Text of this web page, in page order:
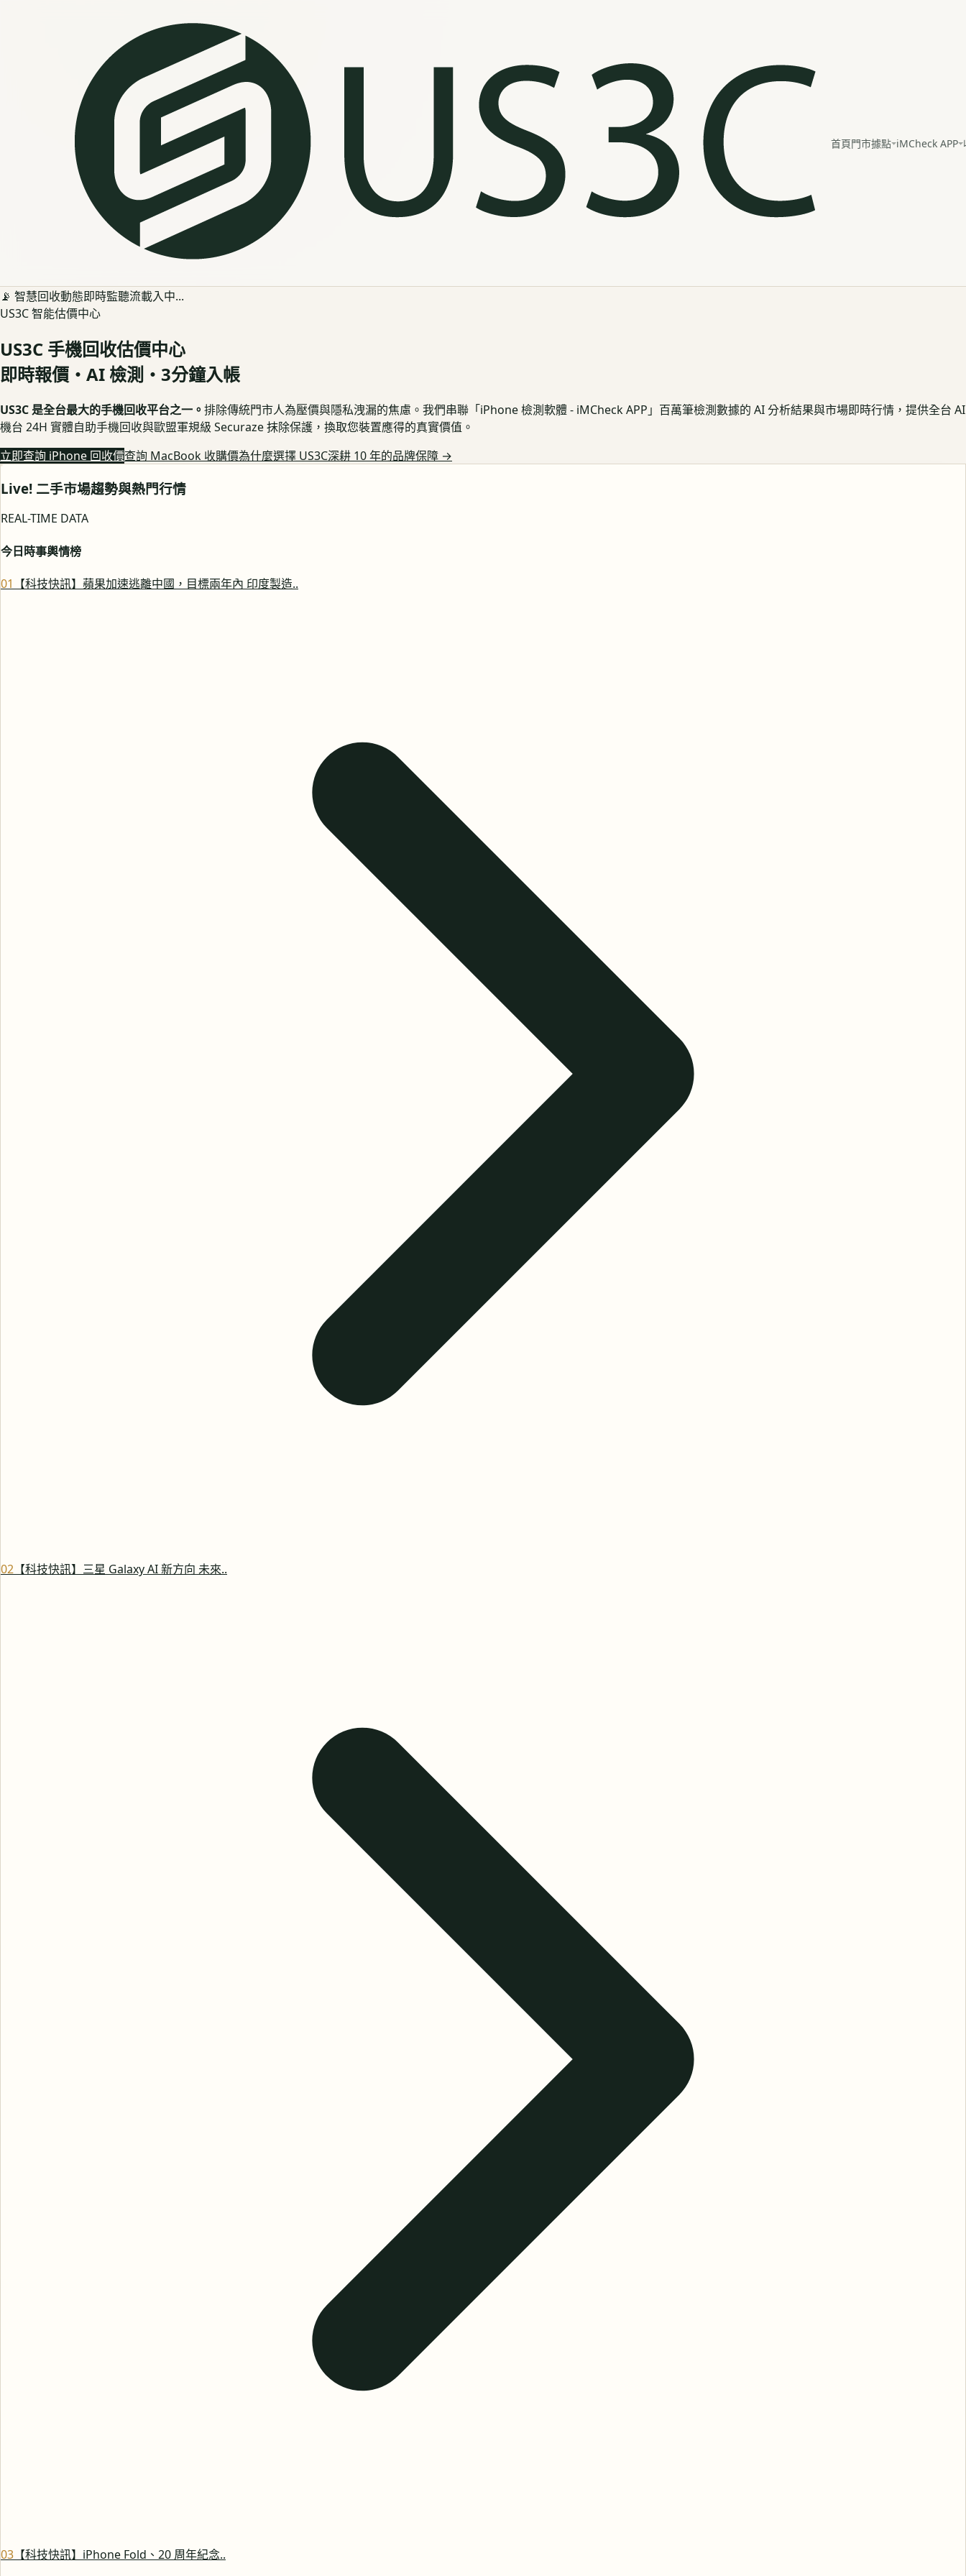
首頁門市據點 iMCheck APP
📡 智慧回收動態即時監聽流載入中...
US3C 智能估價中心
US3C 手機回收估價中心
即時報價・AI 檢測・3分鐘入帳
US3C 是全台最大的手機回收平台之一。 排除傳統門市人為壓價與隱私洩漏的焦慮。我們串聯「iPhone 檢測軟體 - iMCheck APP」百萬筆檢測數據的 AI 分析結果與市場即時行情，提供全台 AI
機台 24H 實體自助手機回收與歐盟軍規級 Securaze 抹除保護，換取您裝置應得的真實價值。
立即查詢 iPhone 回收價查詢 MacBook 收購價為什麼選擇 US3C深耕 10 年的品牌保障 →
Live! 二手市場趨勢與熱門行情
REAL-TIME DATA
今日時事輿情榜
01 【科技快訊】蘋果加速逃離中國，目標兩年內 印度製造..
02 【科技快訊】三星 Galaxy AI 新方向 未來..
03 【科技快訊】iPhone Fold、20 周年紀念..